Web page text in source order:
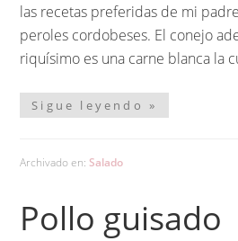
las recetas preferidas de mi
peroles cordobeses. El conejo
riquísimo es una carne blanca la
Sigue leyendo »
Archivado en: Salado
Pollo guisado